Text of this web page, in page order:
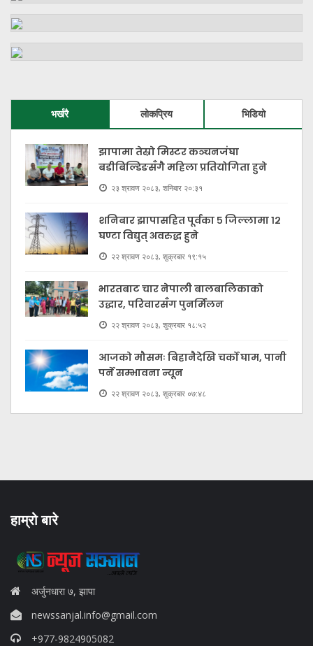
भर्खरै लोकप्रिय भिडियो
झापामा तेस्रो मिस्टर कञ्चनजंघा
बडीबिल्डिङसँगै महिला प्रतियोगिता हुने
२३ श्रावण २०८३, शनिबार २०:३१
शनिबार झापासहित पूर्वका ५ जिल्लामा १२
घण्टा विद्युत् अवरुद्ध हुने
२२ श्रावण २०८३, शुक्रबार १९:१५
भारतबाट चार नेपाली बालबालिकाको
उद्धार, परिवारसँग पुनर्मिलन
२२ श्रावण २०८३, शुक्रबार १८:५२
आजको मौसमः बिहानैदेखि चर्को घाम, पानी
पर्ने सम्भावना न्यून
२२ श्रावण २०८३, शुक्रबार ०७:४८
हाम्रो बारे
अर्जुनधारा ७, झापा
newssanjal.info@gmail.com
+977-9824905082